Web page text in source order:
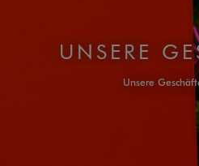
UNSERE
Unsere